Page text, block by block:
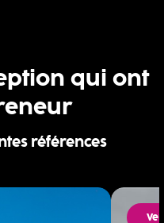
qui ont
références